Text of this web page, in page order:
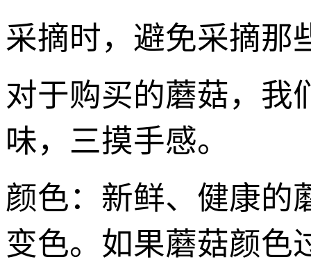
采摘时，避免采摘那
对于购买的蘑菇，我
味，三摸手感。
颜色：新鲜、健康的
变色。如果蘑菇颜色